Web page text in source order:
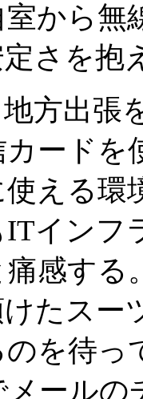
から
さを抱
方出張
ードを
える環
インフ
感する
たスー
を待っ
ール